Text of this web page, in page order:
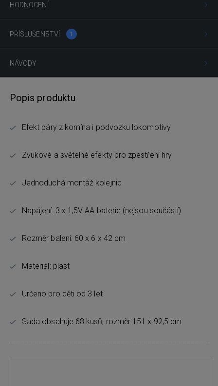
HODNOCENÍ
PŘÍSLUŠENSTVÍ 1
NÁVODY
Popis produktu
Efekt páry z komína i podvozku lokomotivy
Zvukové a světelné efekty pro zpestření hry
Jednoduchá montáž kolejnic
Napájení: 3 x 1,5V AA baterie (nejsou součástí)
Rozměr balení: 60 x 6 x 42 cm
Materiál: plast
Určeno pro děti od 3 let
Sada obsahuje 68 kusů, rozměr 151 x 92,5 cm